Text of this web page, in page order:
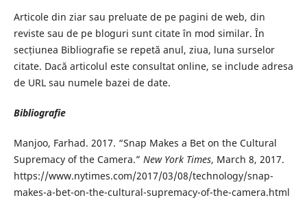
Articole din ziar sau preluate de pe pagini de web, din
reviste sau de pe bloguri sunt citate în mod similar. În
secțiunea Bibliografie se repetă anul, ziua, luna surselor
citate. Dacă articolul este consultat online, se include adresa
de URL sau numele bazei de date.
Bibliografie
Manjoo, Farhad. 2017. “Snap Makes a Bet on the Cultural
Supremacy of the Camera.” New York Times, March 8, 2017.
https://www.nytimes.com/2017/03/08/technology/snap-
makes-a-bet-on-the-cultural-supremacy-of-the-camera.html